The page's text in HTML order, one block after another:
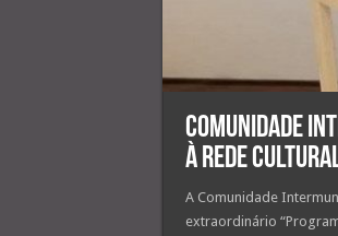
Comunidade
à rede
A Comunidade
extraordinário